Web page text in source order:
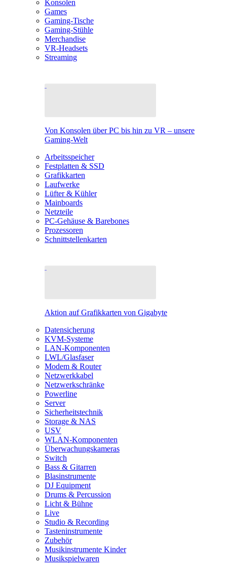
Konsolen
Games
Gaming-Tische
Gaming-Stühle
Merchandise
VR-Headsets
Streaming
Von Konsolen über PC bis hin zu VR – unsere
Gaming-Welt
Arbeitsspeicher
Festplatten & SSD
Grafikkarten
Laufwerke
Lüfter & Kühler
Mainboards
Netzteile
PC-Gehäuse & Barebones
Prozessoren
Schnittstellenkarten
Aktion auf Grafikkarten von Gigabyte
Datensicherung
KVM-Systeme
LAN-Komponenten
LWL/Glasfaser
Modem & Router
Netzwerkkabel
Netzwerkschränke
Powerline
Server
Sicherheitstechnik
Storage & NAS
USV
WLAN-Komponenten
Überwachungskameras
Switch
Bass & Gitarren
Blasinstrumente
DJ Equipment
Drums & Percussion
Licht & Bühne
Live
Studio & Recording
Tasteninstrumente
Zubehör
Musikinstrumente Kinder
Musikspielwaren